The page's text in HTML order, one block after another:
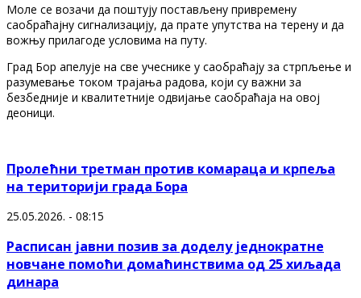
Моле се возачи да поштују постављену привремену
саобраћајну сигнализацију, да прате упутства на терену и да
вожњу прилагоде условима на путу.
Град Бор апелује на све учеснике у саобраћају за стрпљење и
разумевање током трајања радова, који су важни за
безбедније и квалитетније одвијање саобраћаја на овој
деоници.
Пролећни третман против комараца и крпеља
на територији града Бора
25.05.2026. - 08:15
Расписан јавни позив за доделу једнократне
новчане помоћи домаћинствима од 25 хиљада
динара